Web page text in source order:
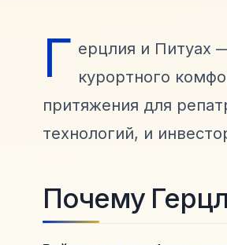
Г ерцлия и Питуах
курортного
притяжения для
технологий, и
Почему